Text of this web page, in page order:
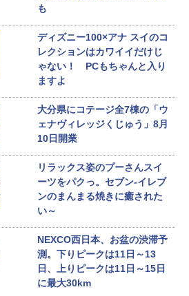
も
ディズニー100×アナ スイのコ
レクションはカワイイだけじ
ゃない！ PCもちゃんと入り
ますよ
大分県にコテージ全7棟の「ウ
ェナヴィレッジくじゅう」8月
10日開業
リラックス姿のプーさんスイ
ーツをパクっ。セブン-イレブ
ンのまんまる焼きに癒された
い～
NEXCO西日本、お盆の渋滞予
測。下りピークは11日～13
日、上りピークは11日～15日
に最大30km